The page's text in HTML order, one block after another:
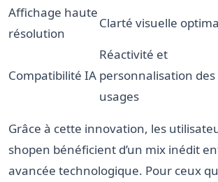
Affichage haute
résolution
Clarté visuelle
Compatibilité IA
Réactivité et
personnalisation des
usages
Grâce à cette innovation, les
shopen bénéficient d’un mix inédit
avancée technologique. Pour ceux